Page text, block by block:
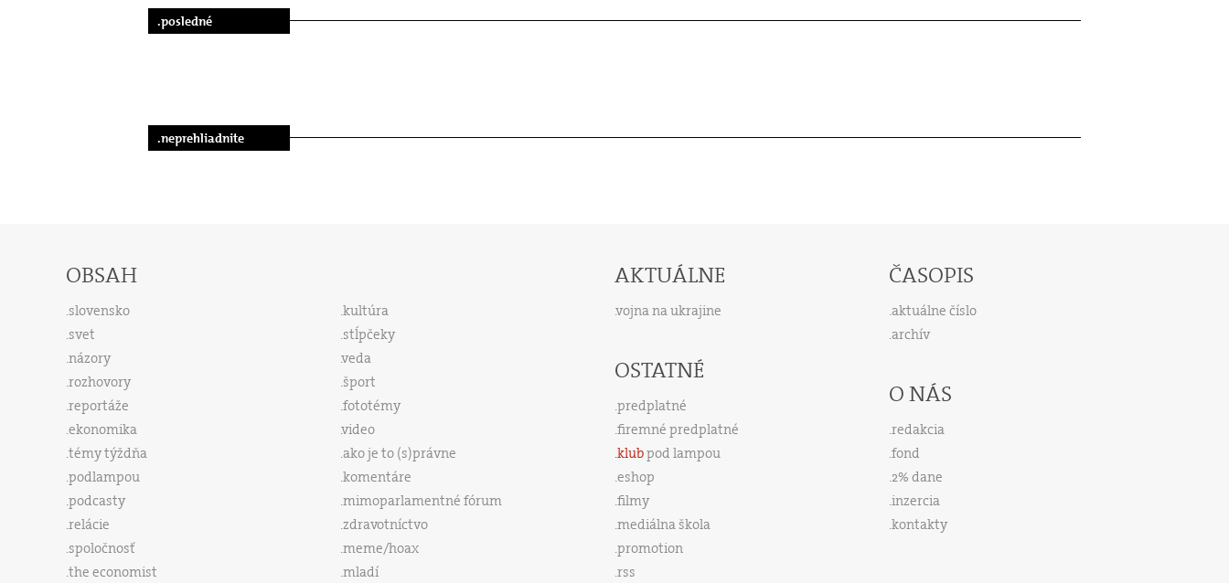
.posledné
.neprehliadnite
OBSAH
slovensko
svet
názory
rozhovory
reportáže
ekonomika
témy týždňa
podlampou
podcasty
relácie
spoločnosť
the economist
kultúra
stĺpčeky
veda
šport
fototémy
video
ako je to (s)právne
komentáre
mimoparlamentné fórum
zdravotníctvo
meme/hoax
mladí
AKTUÁLNE
vojna na ukrajine
OSTATNÉ
predplatné
firemné predplatné
klubpod lampou
eshop
filmy
mediálna škola
promotion
rss
ČASOPIS
aktuálne číslo
archív
O NÁS
redakcia
fond
2% dane
inzercia
kontakty